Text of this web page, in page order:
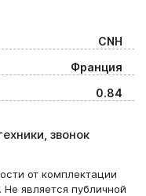
CNH
Франция
0.84
звонок
от комплектации
является публичной